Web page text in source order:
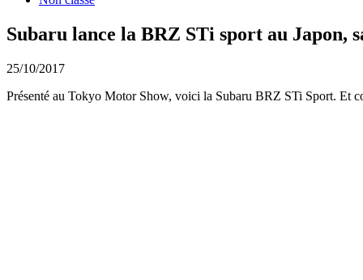
Subaru lance la BRZ STi sport au Japon,
25/10/2017
Présenté au Tokyo Motor Show, voici la Subaru BRZ STi Sport. Et